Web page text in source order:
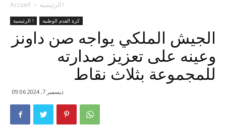
Accueil الرئيسية !
الرئيسية ! كرة القدم الوطنية
الجيش الملكي يواجه صن داونز
وعينه على تعزيز صدارته
للمجموعة بثلاث نقاط
ديسمبر 7, 2024 09:06